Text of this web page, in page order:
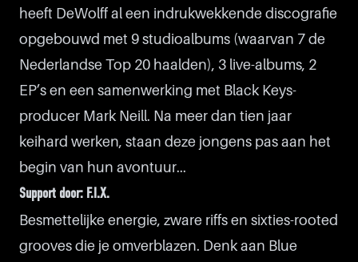
heeft DeWolff al een indrukwekkende discografie
opgebouwd met 9 studioalbums (waarvan 7 de
Nederlandse Top 20 haalden), 3 live-albums, 2
EP’s en een samenwerking met Black Keys-
producer Mark Neill. Na meer dan tien jaar
keihard werken, staan deze jongens pas aan het
begin van hun avontuur...
Support door: F.I.X.
Besmettelijke energie, zware riffs en sixties-rooted
grooves die je omverblazen. Denk aan Blue